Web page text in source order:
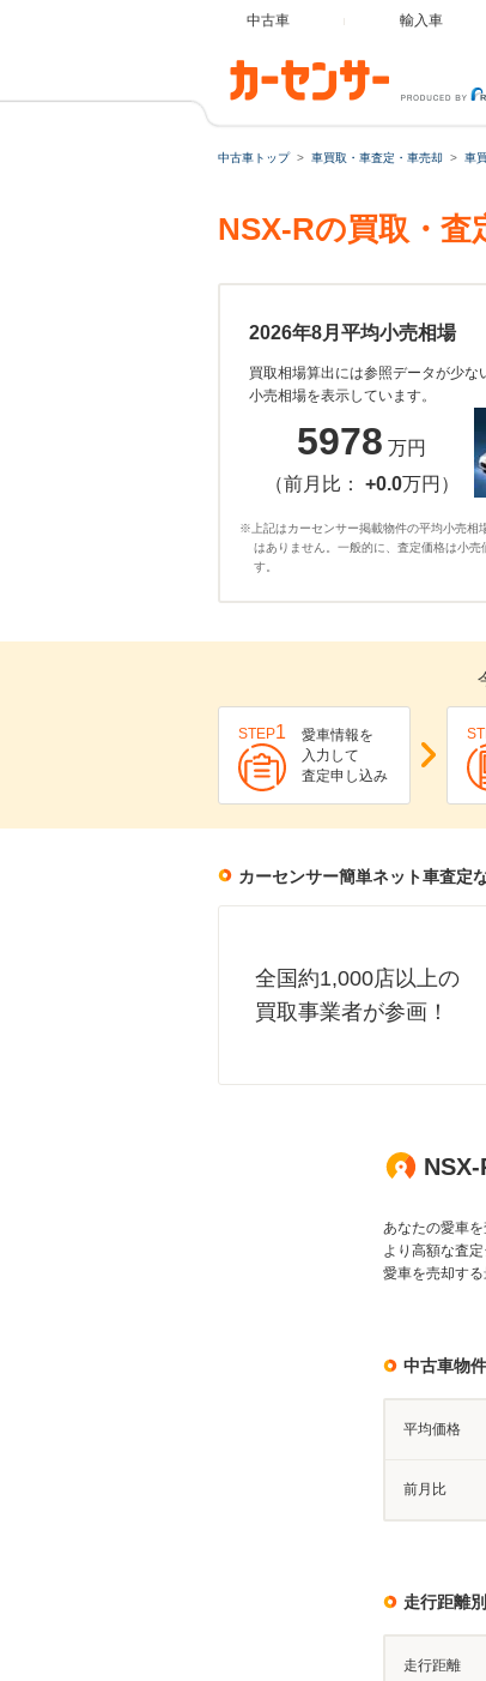
中古車 輸入車
中古車トップ 車買取・車査定・車売却 車
NSX-Rの買取・査
2026年8月平均小売相場
買取相場算出には参照データが少な
小売相場を表示しています。
5978 万円
（前月比： +0.0万円）
※上記はカーセンサー掲載物件の平均小売相
はありません。一般的に、査定価格は小売
す。
STEP1
愛車情報を
入力して
査定申し込み
カーセンサー簡単ネット車査定
全国約1,000店以上の
買取事業者が参画！
あなたの愛車
より高額な査
愛車を売却する
中古車物
平均価格
前月比
走行距離
走行距離